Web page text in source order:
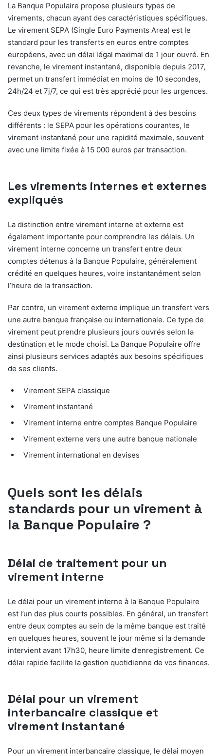
La Banque Populaire propose plusieurs types de
virements, chacun ayant des caractéristiques spécifiques.
Le virement SEPA (Single Euro Payments Area) est le
standard pour les transferts en euros entre comptes
européens, avec un délai légal maximal de 1 jour ouvré. En
revanche, le virement instantané, disponible depuis 2017,
permet un transfert immédiat en moins de 10 secondes,
24h/24 et 7j/7, ce qui est très apprécié pour les urgences.
Ces deux types de virements répondent à des besoins
différents : le SEPA pour les opérations courantes, le
virement instantané pour une rapidité maximale, souvent
avec une limite fixée à 15 000 euros par transaction.
Les virements internes et externes
expliqués
La distinction entre virement interne et externe est
également importante pour comprendre les délais. Un
virement interne concerne un transfert entre deux
comptes détenus à la Banque Populaire, généralement
crédité en quelques heures, voire instantanément selon
l’heure de la transaction.
Par contre, un virement externe implique un transfert vers
une autre banque française ou internationale. Ce type de
virement peut prendre plusieurs jours ouvrés selon la
destination et le mode choisi. La Banque Populaire offre
ainsi plusieurs services adaptés aux besoins spécifiques
de ses clients.
Virement SEPA classique
Virement instantané
Virement interne entre comptes Banque Populaire
Virement externe vers une autre banque nationale
Virement international en devises
Quels sont les délais
standards pour un virement à
la Banque Populaire ?
Délai de traitement pour un
virement interne
Le délai pour un virement interne à la Banque Populaire
est l’un des plus courts possibles. En général, un transfert
entre deux comptes au sein de la même banque est traité
en quelques heures, souvent le jour même si la demande
intervient avant 17h30, heure limite d’enregistrement. Ce
délai rapide facilite la gestion quotidienne de vos finances.
Délai pour un virement
interbancaire classique et
virement instantané
Pour un virement interbancaire classique, le délai moyen